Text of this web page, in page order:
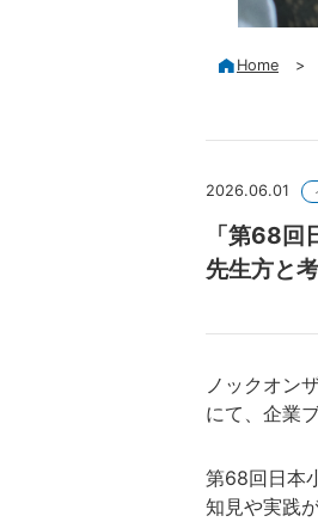
Home >
2026.06.01
「第68回
先生方と
ノックオン
にて、企業
第68回日本
知見や実践